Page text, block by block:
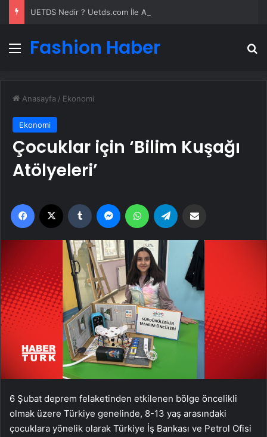
Menü
Fashion Haber
Anasayfa / Ekonomi
Ekonomi
Çocuklar için ‘Bilim Kuşağı
Atölyeleri’
Facebook Tumblr MessengerWhatsApp
6 Şubat deprem felaketinden etkilenen bölge öncelikli
olmak üzere Türkiye genelinde, 8-13 yaş arasındaki
çocuklara yönelik olarak Türkiye İş Bankası ve Petrol Ofisi